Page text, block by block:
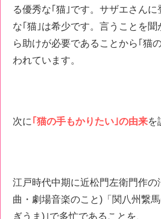
る優秀な｢猫｣です。サザエさんに
な｢猫｣は希少です。言うことを
ら助けが必要であることから｢猫
われています。
次に ｢猫の手もかりたい｣の由来を
江戸時代中期に近松門左衛門作
曲・劇場音楽のこと)「関八州繋
ぎうま)｣で多忙であることを、